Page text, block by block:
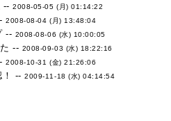
--2008-05-05 (月) 01:14:22
2008-08-04 (月) 13:48:04
-- 2008-08-06 (水) 10:00:05
-- 2008-09-03 (水) 18:22:16
2008-10-31 (金) 21:26:06
！ --2009-11-18 (水) 04:14:54